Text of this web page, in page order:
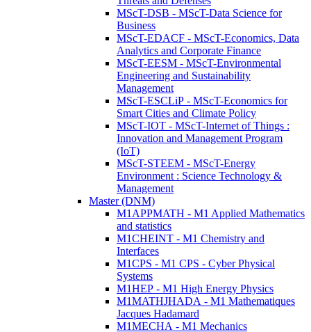
MScT-DSB - MScT-Data Science for
Business
MScT-EDACF - MScT-Economics, Data
Analytics and Corporate Finance
MScT-EESM - MScT-Environmental
Engineering and Sustainability
Management
MScT-ESCLiP - MScT-Economics for
Smart Cities and Climate Policy
MScT-IOT - MScT-Internet of Things :
Innovation and Management Program
(IoT)
MScT-STEEM - MScT-Energy
Environment : Science Technology &
Management
Master (DNM)
M1APPMATH - M1 Applied Mathematics
and statistics
M1CHEINT - M1 Chemistry and
Interfaces
M1CPS - M1 CPS - Cyber Physical
Systems
M1HEP - M1 High Energy Physics
M1MATHJHADA - M1 Mathematiques
Jacques Hadamard
M1MECHA - M1 Mechanics